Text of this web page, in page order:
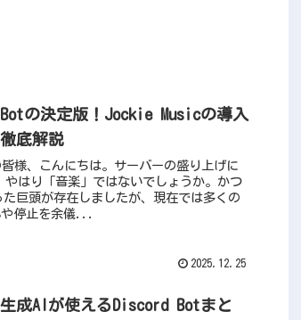
の決定版！Jockie Musicの導入
底解説
様、こんにちは。サーバーの盛り上げに
やはり「音楽」ではないでしょうか。かつ
た巨頭が存在しましたが、現在では多くの
停止を余儀...
2025.12.25
生成AIが使えるDiscord Botまと